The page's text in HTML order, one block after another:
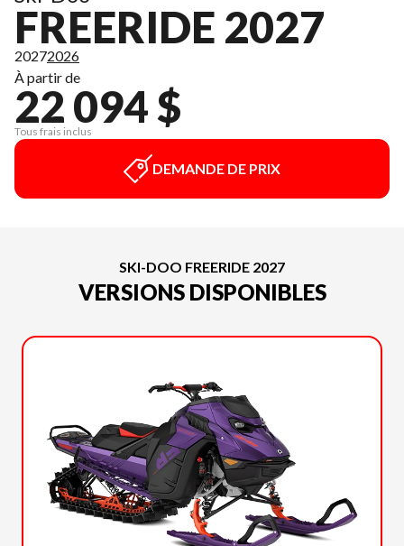
FREERIDE 2027
20272026
À partir de
22 094 $
Tous frais inclus
DEMANDE DE PRIX
SKI-DOO FREERIDE 2027
VERSIONS DISPONIBLES